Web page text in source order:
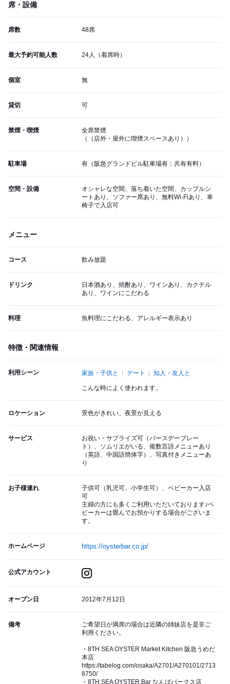
席・設備
席数 48席
最大予約可能人数 24人（着席時）
個室 無
貸切 可
禁煙・喫煙
全席禁煙
（（店外・屋外に喫煙スペースあり））
駐車場 有（阪急グランドビル駐車場有：共有有料）
空間・設備
オシャレな空間、落ち着いた空間、カップルシ
ートあり、ソファー席あり、無料Wi-Fiあり、車
椅子で入店可
メニュー
コース 飲み放題
ドリンク
日本酒あり、焼酎あり、ワインあり、カクテル
あり、ワインにこだわる
料理 魚料理にこだわる、アレルギー表示あり
特徴・関連情報
利用シーン 家族・子供と デート 知人・友人と
こんな時によく使われます。
ロケーション 景色がきれい、夜景が見える
サービス
お祝い・サプライズ可（バースデープレー
ト）、ソムリエがいる、複数言語メニューあり
（英語、中国語簡体字）、写真付きメニューあ
り
お子様連れ
子供可（乳児可、小学生可）、ベビーカー入店
可
主婦の方にも多くご利用いただいております♪ベ
ビーカーは畳んでお預かりする場合がございま
す。
ホームページ https://oysterbar.co.jp/
公式アカウント
オープン日 2012年7月12日
備考
ご希望日が満席の場合は近隣の姉妹店を是非ご
利用ください。
・8TH SEA OYSTER Market Kitchen 阪急うめだ
本店
https://tabelog.com/osaka/A2701/A270101/2713
8750/
・8TH SEA OYSTER Bar なんばパークス店